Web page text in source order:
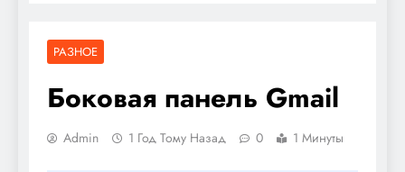
РАЗНОЕ
Боковая панель Gmail
Admin 1 Год Тому Назад 0 1 Минуты